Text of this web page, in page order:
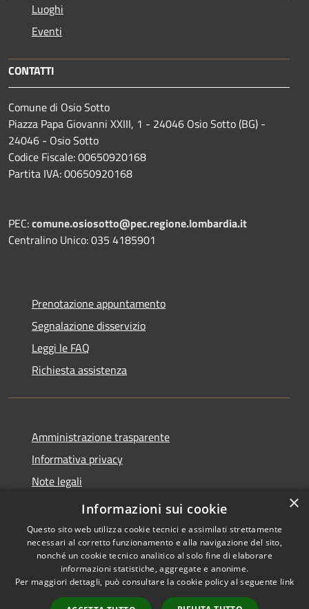
Luoghi
Eventi
CONTATTI
Comune di Osio Sotto
Piazza Papa Giovanni XXIII, 1 - 24046 Osio Sotto (BG) -
24046 - Osio Sotto
Codice Fiscale: 00650920168
Partita IVA: 00650920168
PEC:comune.osiosotto@pec.regione.lombardia.it
Centralino Unico: 035 4185901
Prenotazione appuntamento
Segnalazione disservizio
Leggi le FAQ
Richiesta assistenza
Amministrazione trasparente
Informativa privacy
Note legali
Dichiarazione di accessibilità 2025
Accessibilità
Copyright © 2026 • Comune di
Osio Sotto • Powered by
×
Informazioni sui cookie
Questo sito web utilizza cookie tecnici e assimilati strettamente
necessari al corretto funzionamento e alla navigazione del sito,
nonché un cookie tecnico analitico al solo fine di elaborare
informazioni statistiche, aggregate e anonime.
Per maggiori dettagli, può consultare la cookie policy al seguente link